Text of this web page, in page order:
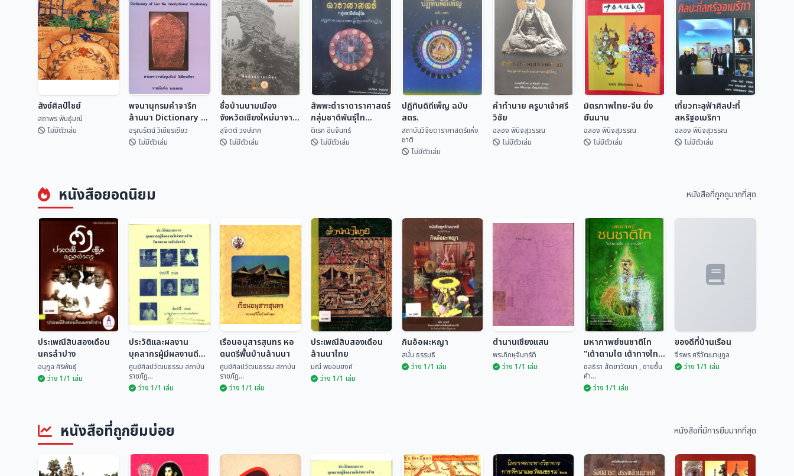
สถาพร พันธุ์มณี
สังข์ศิลป์ไชย์
สถาพร พันธุ์มณี
ไม่มีตัวเล่ม
of Lan Na
Inscriptional
อรุณรัตน์ วิเชียรเขี...
พจนานุกรมคำจารึก
ล้านนา Dictionary of
Lan Na
Inscriptional
อรุณรัตน์ วิเชียรเขียว
ไม่มีตัวเล่ม
ชื่อบ้านนามเมือง
จังหวัดเชียงใหม่มาจาก
ไหน?
สุจิตต์ วงษ์เทศ
ไม่มีตัวเล่ม
สัพพะตำราดาราศาสตร์
กลุ่มชาติพันธุ์ไท
(ปริวรรตจากคัมภีร์ใบ
ลานและพับสา)
ดิเรก อินจันทร์
ไม่มีตัวเล่ม
ปฏิทินดิถีเพ็ญ ฉบับ
สดร.
สถาบันวิจัยดาราศาสตร์แห่ง
ชาติ
ไม่มีตัวเล่ม
คำทำนาย ครูบาเจ้าศรี
วิชัย
ฉลอง พินิจสุวรรณ
ไม่มีตัวเล่ม
มิตรภาพไทย-จีน ยิ่ง
ยืนนาน
ฉลอง พินิจสุวรรณ
ไม่มีตัวเล่ม
ฉลอง พินิจสุวรรณ
เที่ยวทะลุฟ้าศิลปะที่
สหรัฐอเมริกา
ฉลอง พินิจสุวรรณ
ไม่มีตัวเล่ม
หนังสือยอดนิยม หนังสือที่ถูกดูมากที่สุด
อนุกูล ศิริพันธุ์
ประเพณีสิบสองเดือน
นครลำปาง
อนุกูล ศิริพันธุ์
ว่าง 1/1 เล่ม
วัฒนธรรม ระดับ
จังหวัด ประจำปี 2535
ศูนย์ศิลปวัฒนธรรม
สถ...
ประวัติและผลงาน
บุคลากรผู้มีผลงานดี
เด่นทางด้านวัฒนธรรม
ระดับจังหวัด ประจำปี
2535
ศูนย์ศิลปวัฒนธรรม สถาบัน
ราชภัฏ...
ว่าง 1/1 เล่ม
เรือนอนุสารสุนทร หอ
ดนตรีพื้นบ้านล้านนา
ศูนย์ศิลปวัฒนธรรม สถาบัน
ราชภัฏ...
ว่าง 1/1 เล่ม
ประเพณีสิบสองเดือน
ล้านนาไทย
มณี พยอมยงค์
ว่าง 1/1 เล่ม
กินอ้อผะหญา
สนั่น ธรรมธิ
ว่าง 1/1 เล่ม
ตำนานเชียงแสน
พระภิกษุจันทร์ดี
ว่าง 1/1 เล่ม
มหากาพย์ชนชาติไท
"เต้าตามไต เต้าทางไท"
เล่ม 2
ชลธิรา สัตยาวัฒนา , ชายชื้น
คำ...
ว่าง 1/1 เล่ม
จีรพร ศรีวัฒนานุกูล
ของดีที่บ้านเรือน
จีรพร ศรีวัฒนานุกูล
ว่าง 1/1 เล่ม
หนังสือที่ถูกยืมบ่อย หนังสือที่มีการยืมมากที่สุด